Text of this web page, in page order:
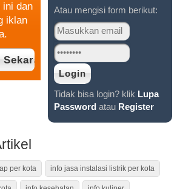
ini dan
iklan
Atau mengisi form berikut:
Tidak bisa login? klik Lupa
Password atau Register
per kota info jasa instalasi listrik per kota